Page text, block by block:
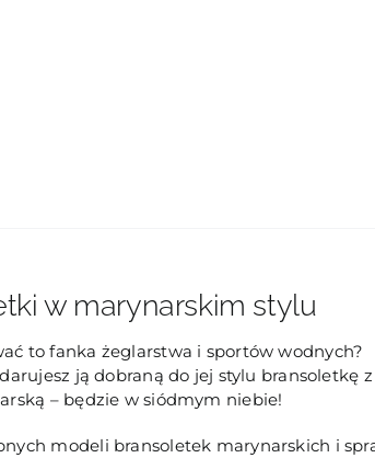
w marynarskim stylu
to fanka żeglarstwa i sportów wodnych?
ją dobraną do jej stylu bransoletkę z
– będzie w siódmym niebie!
modeli bransoletek marynarskich i